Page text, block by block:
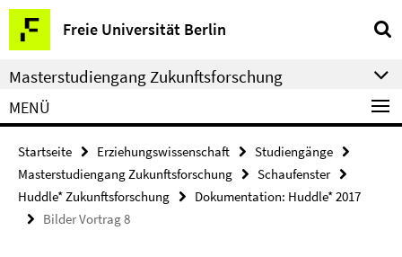
Springe
direkt
zu
Inhalt
Freie Universität Berlin
Service-
Navigation
Masterstudiengang Zukunftsforschung
MENÜ
Startseite Erziehungswissenschaft
Studiengänge
Masterstudiengang Zukunftsforschung
Schaufenster
Huddle* Zukunftsforschung
Dokumentation: Huddle* 2017
Bilder Vortrag 8